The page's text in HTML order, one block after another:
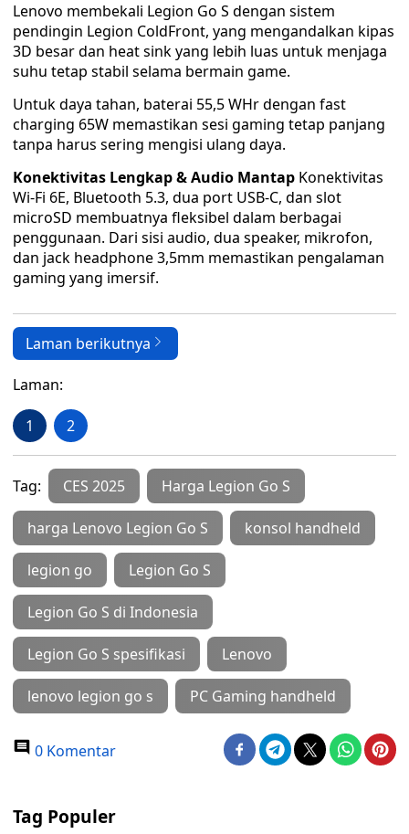
Lenovo membekali Legion Go S dengan sistem
pendingin Legion ColdFront, yang mengandalkan kipas
3D besar dan heat sink yang lebih luas untuk menjaga
suhu tetap stabil selama bermain game.
Untuk daya tahan, baterai 55,5 WHr dengan fast
charging 65W memastikan sesi gaming tetap panjang
tanpa harus sering mengisi ulang daya.
Konektivitas Lengkap & Audio Mantap Konektivitas
Wi-Fi 6E, Bluetooth 5.3, dua port USB-C, dan slot
microSD membuatnya fleksibel dalam berbagai
penggunaan. Dari sisi audio, dua speaker, mikrofon,
dan jack headphone 3,5mm memastikan pengalaman
gaming yang imersif.
Laman berikutnya
Laman:
1 2
Tag: CES 2025 Harga Legion Go S
harga Lenovo Legion Go S konsol handheld
legion go Legion Go S
Legion Go S di Indonesia
Legion Go S spesifikasi Lenovo
lenovo legion go s PC Gaming handheld
0 Komentar
Tag Populer